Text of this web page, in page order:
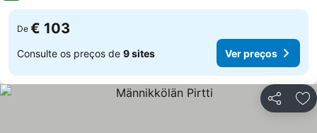
De € 103
Consulte os preços de 9 sites Ver preços
Partilhar